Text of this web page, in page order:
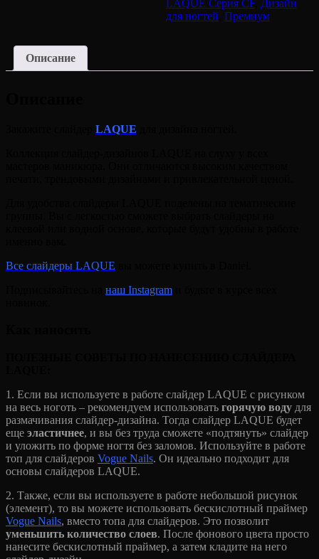
LAQUE Серия CF, Дизайн
для ногтей Премиум
Описание
LAQUE
Все слайдеры LAQUE
наш Instagram
1. Если вы используете в работе слайдер LAQUE с рисунком
на весь ноготь – рекомендуем использовать горячую воду для
размачивания слайдер-дизайна. Тогда слайдер LAQUE будет
еще эластичнее, и вы без труда сможете «подтянуть» слайдер
и уложить по форме ногтя без заломов. Используйте в работе
топ для слайдеров Vogue Nails. Он идеально подходит для
основы слайдеров LAQUE.
2. Также, если вы используете в работе небольшой рисунок
(элемент), то вы можете использовать бескислотный праймер
Vogue Nails, вместо топа для слайдеров. Это позволит
уменьшить количество слоев. После фонового цвета просто
нанесите бескислотный праймер, а затем кладите на него